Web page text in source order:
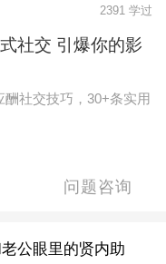
2391 学过
社交 引爆你的影
社交技巧，30+条实用
问题咨询
公眼里的贤内助